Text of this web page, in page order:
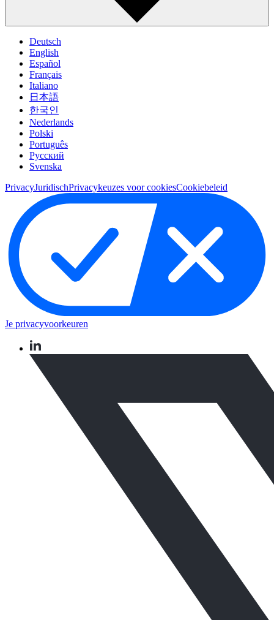
Deutsch
English
Español
Français
Italiano
日本語
한국인
Nederlands
Polski
Português
Pусский
Svenska
PrivacyJuridischPrivacykeuzes voor cookiesCookiebeleid
Je privacyvoorkeuren